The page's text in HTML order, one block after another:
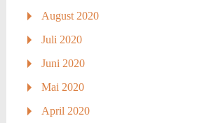
August 2020
Juli 2020
Juni 2020
Mai 2020
April 2020